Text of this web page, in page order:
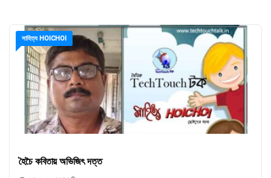
সাহিত্য HOICHOI
হৈচৈ কবিতায় অভিজিৎ দত্ত